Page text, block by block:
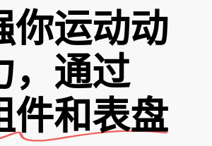
你运动动
，通过
件和表盘